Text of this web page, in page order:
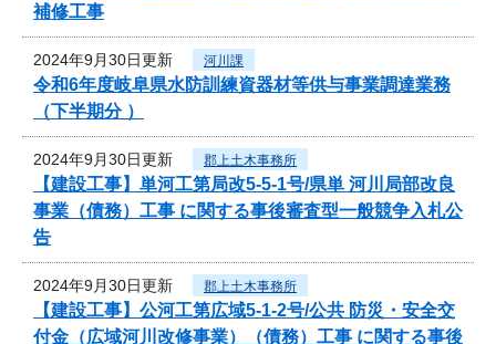
補修工事
2024年9月30日更新 河川課
令和6年度岐阜県水防訓練資器材等供与事業調達業務
（下半期分 ）
2024年9月30日更新 郡上土木事務所
【建設工事】単河工第局改5-5-1号/県単 河川局部改良
事業（債務）工事 に関する事後審査型一般競争入札公
告
2024年9月30日更新 郡上土木事務所
【建設工事】公河工第広域5-1-2号/公共 防災・安全交
付金（広域河川改修事業）（債務）工事 に関する事後